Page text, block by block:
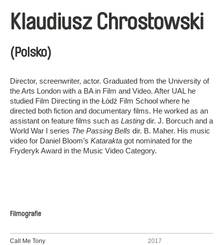
Klaudiusz Chrostowski
(Polsko)
Director, screenwriter, actor. Graduated from the University of
the Arts London with a BA in Film and Video. After UAL he
studied Film Directing in the Łódź Film School where he
directed both fiction and documentary films. He worked as an
assistant on feature films such as Lasting dir. J. Borcuch and a
World War I series The Passing Bells dir. B. Maher. His music
video for Daniel Bloom’s Katarakta got nominated for the
Fryderyk Award in the Music Video Category.
Filmografie
Call Me Tony 2017